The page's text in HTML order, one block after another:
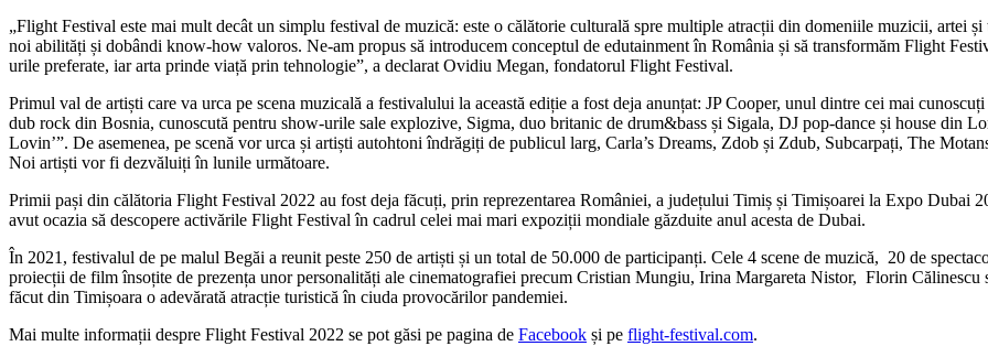
„Flight Festival este mai mult decât un simplu festival de muzică: este o călătorie culturală spre multiple atracții din domeniile muzicii, artei
noi abilități și dobândi know-how valoros. Ne-am propus să introducem conceptul de edutainment în România și să transformăm Flight
urile preferate, iar arta prinde viață prin tehnologie”, a declarat Ovidiu Megan, fondatorul Flight Festival.
Primul val de artiști care va urca pe scena muzicală a festivalului la această ediție a fost deja anunțat: JP Cooper, unul dintre cei mai
dub rock din Bosnia, cunoscută pentru show-urile sale explozive, Sigma, duo britanic de drum&bass și Sigala, DJ pop-dance și house din
Lovin’”. De asemenea, pe scenă vor urca și artiști autohtoni îndrăgiți de publicul larg, Carla’s Dreams, Zdob și Zdub, Subcarpați, The
Noi artiști vor fi dezvăluiți în lunile următoare.
Primii pași din călătoria Flight Festival 2022 au fost deja făcuți, prin reprezentarea României, a județului Timiș și Timișoarei la Expo Dubai
avut ocazia să descopere activările Flight Festival în cadrul celei mai mari expoziții mondiale găzduite anul acesta de Dubai.
În 2021, festivalul de pe malul Begăi a reunit peste 250 de artiști și un total de 50.000 de participanți. Cele 4 scene de muzică, 20 de
proiecții de film însoțite de prezența unor personalități ale cinematografiei precum Cristian Mungiu, Irina Margareta Nistor, Florin
făcut din Timișoara o adevărată atracție turistică în ciuda provocărilor pandemiei.
Mai multe informații despre Flight Festival 2022 se pot găsi pe pagina de Facebook și pe flight-festival.com.